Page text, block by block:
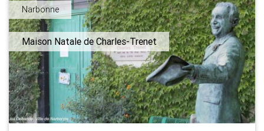
Narbonne
Maison Natale de Charles-Trenet